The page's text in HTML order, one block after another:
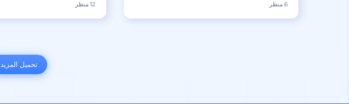
6 منظر 12 منظر
تحميل المزيد